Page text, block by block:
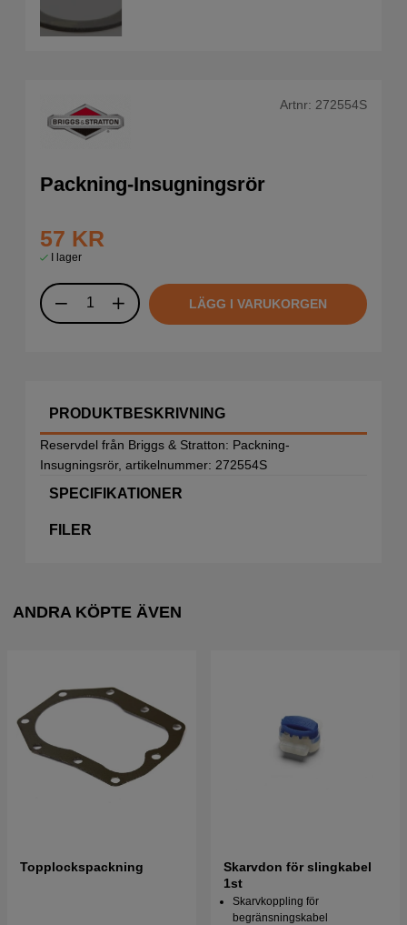
Artnr: 272554S
Packning-Insugningsrör
57 KR
I lager
LÄGG I VARUKORGEN
PRODUKTBESKRIVNING
Reservdel från Briggs & Stratton: Packning-
Insugningsrör, artikelnummer: 272554S
SPECIFIKATIONER
FILER
ANDRA KÖPTE ÄVEN
Topplockspackning
Skarvdon för slingkabel
1st
Skarvkoppling för
begränsningskabel